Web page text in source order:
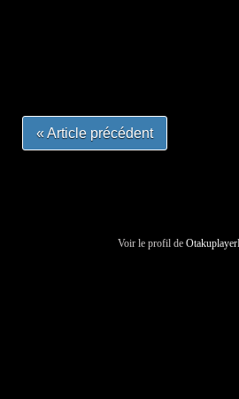
« Article précédent
Voir le profil de